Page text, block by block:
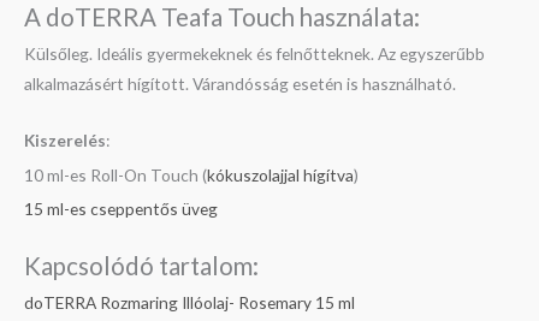
A doTERRA Teafa Touch használata:
Külsőleg. Ideális gyermekeknek és felnőtteknek. Az egyszerűbb
alkalmazásért hígított. Várandósság esetén is használható.
Kiszerelés:
10 ml-es Roll-On Touch (kókuszolajjal hígítva)
15 ml-es cseppentős üveg
Kapcsolódó tartalom:
doTERRA Rozmaring Illóolaj- Rosemary 15 ml